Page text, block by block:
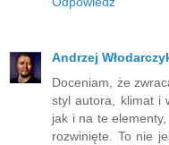
Andrzej
Doceniam, że
styl autora, klimat i
jak i na te elementy,
rozwinięte. To nie